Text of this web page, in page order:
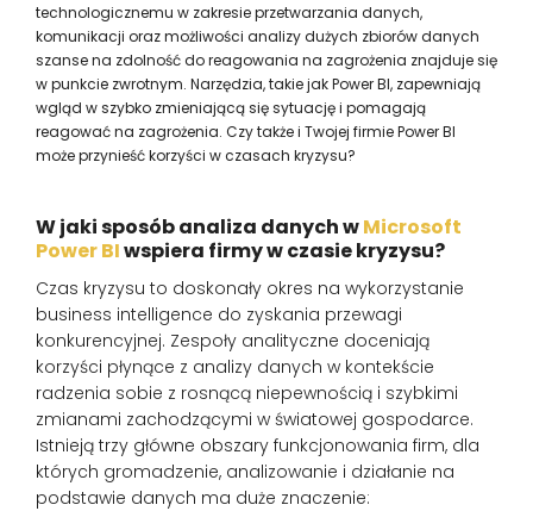
technologicznemu w zakresie przetwarzania danych,
komunikacji oraz możliwości analizy dużych zbiorów danych
szanse na zdolność do reagowania na zagrożenia znajduje się
w punkcie zwrotnym. Narzędzia, takie jak Power BI, zapewniają
wgląd w szybko zmieniającą się sytuację i pomagają
reagować na zagrożenia. Czy także i Twojej firmie Power BI
może przynieść korzyści w czasach kryzysu?
W jaki sposób analiza danych wMicrosoft
Power BIwspiera firmy w czasie kryzysu?
Czas kryzysu to doskonały okres na wykorzystanie
business intelligence do zyskania przewagi
konkurencyjnej. Zespoły analityczne doceniają
korzyści płynące z analizy danych w kontekście
radzenia sobie z rosnącą niepewnością i szybkimi
zmianami zachodzącymi w światowej gospodarce.
Istnieją trzy główne obszary funkcjonowania firm, dla
których gromadzenie, analizowanie i działanie na
podstawie danych ma duże znaczenie: